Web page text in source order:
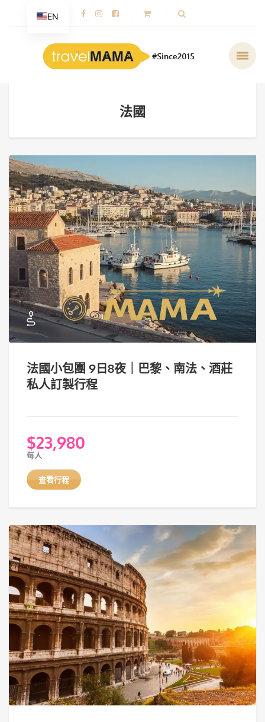
法國
法國小包團 9日8夜｜巴黎、南法、酒莊
私人訂製行程
$23,980
每人
查看行程
EN